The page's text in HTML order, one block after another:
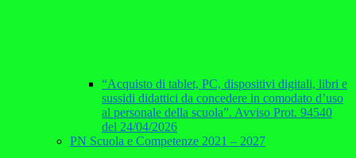
“Acquisto di tablet, PC, dispositivi digitali, libri e
sussidi didattici da concedere in comodato d’uso
al personale della scuola”. Avviso Prot. 94540
del 24/04/2026
PN Scuola e Competenze 2021 – 2027